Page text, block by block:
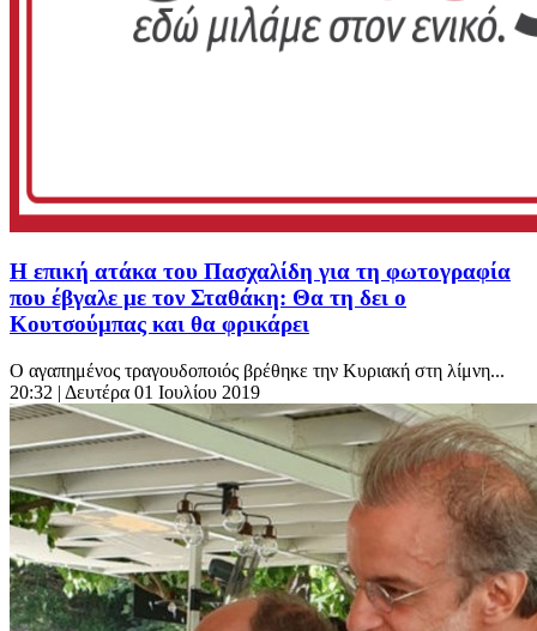
Η επική ατάκα του Πασχαλίδη για τη φωτογραφία
που έβγαλε με τον Σταθάκη: Θα τη δει ο
Κουτσούμπας και θα φρικάρει
Ο αγαπημένος τραγουδοποιός βρέθηκε την Κυριακή στη λίμνη...
20:32 | Δευτέρα 01 Ιουλίου 2019